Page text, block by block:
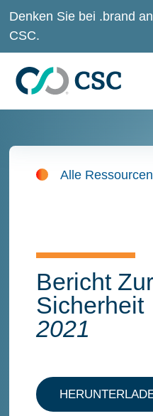
Zum Hauptinhalt springen
Denken Sie bei .brand an
CSC.
Alle
Bericht
Sicherheit
2021